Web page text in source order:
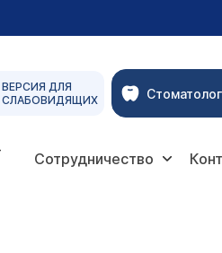
ВЕРСИЯ ДЛЯ
СЛАБОВИДЯЩИХ
Сотрудничество